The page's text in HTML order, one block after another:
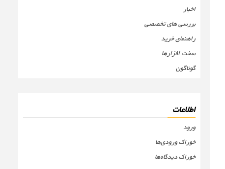
اخبار
بررسی های تخصصی
راهنمای خرید
سخت افزارها
گوناگون
اطلاعات
ورود
خوراک ورودی‌ها
خوراک دیدگاه‌ها